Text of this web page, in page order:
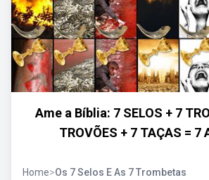
Ame a Bíblia: 7 SELOS + 7
TROVÕES + 7 TAÇAS = 7
Home>Os 7 Selos E As 7 Trombetas